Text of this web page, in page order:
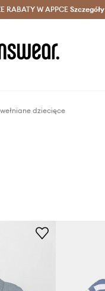
Dostawa nawet w 24h >
RABATY W APPCESzczegóły
dziecięce